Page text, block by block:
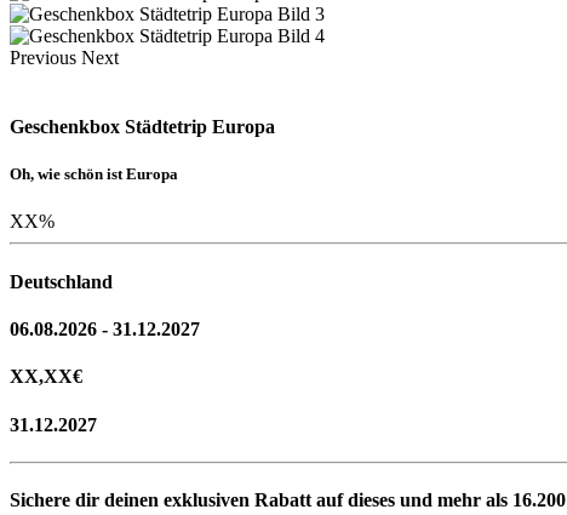
Previous Next
Geschenkbox Städtetrip Europa
Oh, wie schön ist Europa
XX%
Deutschland
06.08.2026 - 31.12.2027
XX,XX€
31.12.2027
Sichere dir deinen exklusiven Rabatt auf dieses und mehr als 16.200